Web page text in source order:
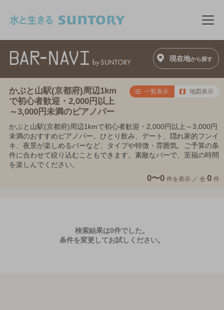
メ
現在地から探す
かぶと山駅(京都府)周辺1km
で初心者歓迎・2,000円以上
～3,000円未満のピアノバー
一覧表示 地図表示
かぶと山駅(京都府)周辺1kmで初心者歓迎・2,000円以上～3,000円
未満のおすすめピアノバー。ひとり飲み、デート、隠れ家的フンイ
キ、夜景が楽しめるバーなど、タイプや特徴・雰囲気、ご予算の条
件に合わせて絞り込むこともできます。素敵なバーで、至福の時間
を楽しんでください。
0〜0 件を表示 ／ 全 0 件
検索結果は0件でした。
条件を変更してお試しください。